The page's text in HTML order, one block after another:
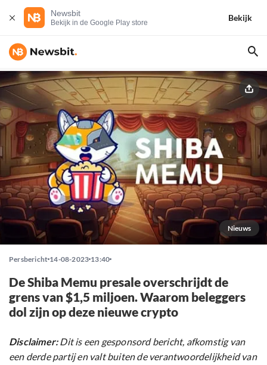
Newsbit
Bekijk in de Google Play store
Bekijk
Nieuws
Persbericht 14-08-2023 13:40
De Shiba Memu presale overschrijdt de
grens van $1,5 miljoen. Waarom beleggers
dol zijn op deze nieuwe crypto
Disclaimer:Dit is een gesponsord bericht, afkomstig van
een derde partij en valt buiten de verantwoordelijkheid van